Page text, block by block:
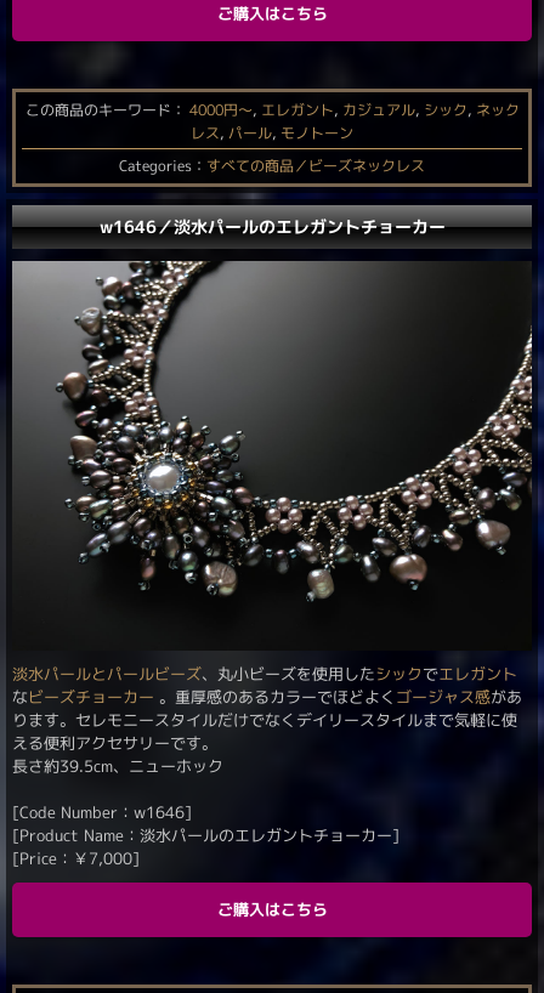
ご購入はこちら
この商品のキーワード： 4000円〜, エレガント, カジュアル, シック, ネック
レス, パール, モノトーン
Categories： すべての商品／ビーズネックレス
w1646／淡水パールのエレガントチョーカー
淡水パールとパールビーズ、丸小ビーズを使用したシックでエレガント
なビーズチョーカー 。重厚感のあるカラーでほどよく ゴージャス感があ
ります。セレモニースタイルだけでなくデイリースタイルまで気軽に使
える便利アクセサリーです。
長さ約39.5cm、ニューホック
[Code Number：w1646]
[Product Name：淡水パールのエレガントチョーカー]
[Price： ￥7,000]
ご購入はこちら